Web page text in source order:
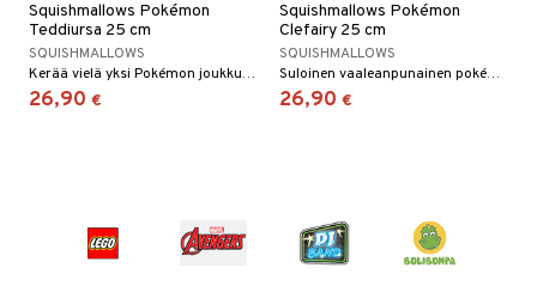
Squishmallows Pokémon
Teddiursa 25 cm
SQUISHMALLOWS
Kerää vielä yksi Pokémon joukkueeseesi!
26,90 €
Squishmallows Pokémon
Clefairy 25 cm
SQUISHMALLOWS
Suloinen vaaleanpunainen pokémon halattavaksi!
26,90 €